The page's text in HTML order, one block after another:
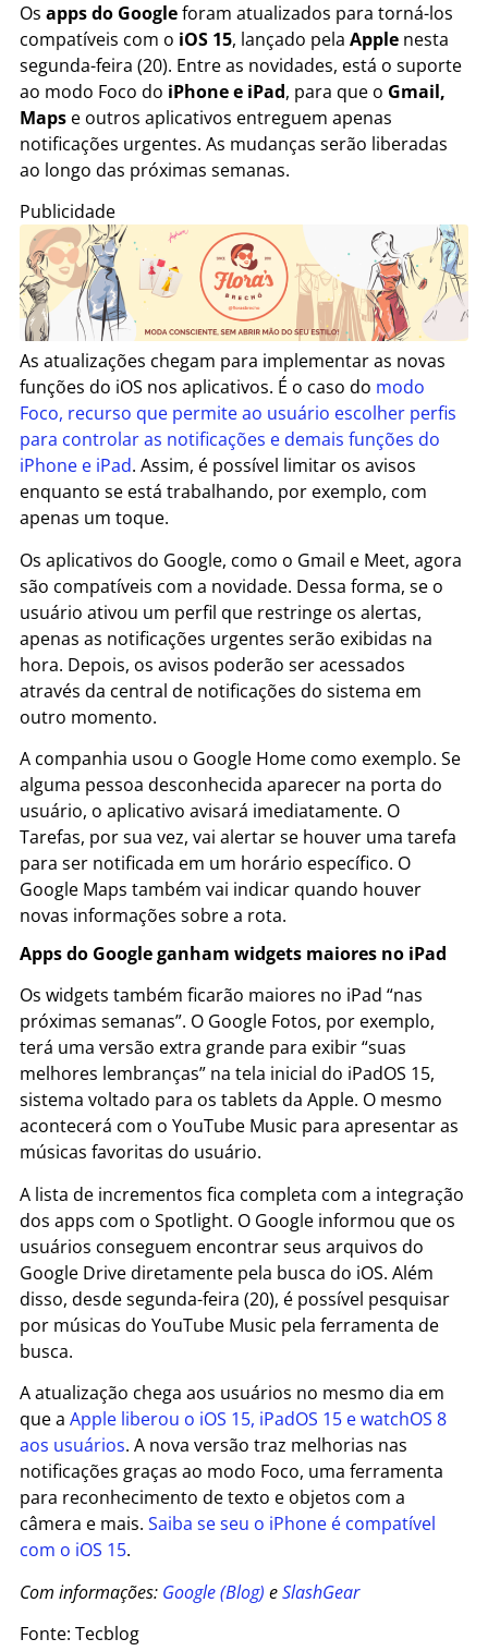
Os apps do Googleforam atualizados para torná-los
compatíveis com o iOS 15, lançado pela Apple nesta
segunda-feira (20). Entre as novidades, está o suporte
ao modo Foco do iPhone e iPad, para que o Gmail,
Maps e outros aplicativos entreguem apenas
notificações urgentes. As mudanças serão liberadas
ao longo das próximas semanas.
Publicidade
As atualizações chegam para implementar as novas
funções do iOS nos aplicativos. É o caso do modo
Foco, recurso que permite ao usuário escolher perfis
para controlar as notificações e demais funções do
iPhone e iPad. Assim, é possível limitar os avisos
enquanto se está trabalhando, por exemplo, com
apenas um toque.
Os aplicativos do Google, como o Gmail e Meet, agora
são compatíveis com a novidade. Dessa forma, se o
usuário ativou um perfil que restringe os alertas,
apenas as notificações urgentes serão exibidas na
hora. Depois, os avisos poderão ser acessados
através da central de notificações do sistema em
outro momento.
A companhia usou o Google Home como exemplo. Se
alguma pessoa desconhecida aparecer na porta do
usuário, o aplicativo avisará imediatamente. O
Tarefas, por sua vez, vai alertar se houver uma tarefa
para ser notificada em um horário específico. O
Google Maps também vai indicar quando houver
novas informações sobre a rota.
Apps do Google ganham widgets maiores no iPad
Os widgets também ficarão maiores no iPad “nas
próximas semanas”. O Google Fotos, por exemplo,
terá uma versão extra grande para exibir “suas
melhores lembranças” na tela inicial do iPadOS 15,
sistema voltado para os tablets da Apple. O mesmo
acontecerá com o YouTube Music para apresentar as
músicas favoritas do usuário.
A lista de incrementos fica completa com a integração
dos apps com o Spotlight. O Google informou que os
usuários conseguem encontrar seus arquivos do
Google Drive diretamente pela busca do iOS. Além
disso, desde segunda-feira (20), é possível pesquisar
por músicas do YouTube Music pela ferramenta de
busca.
A atualização chega aos usuários no mesmo dia em
que a Apple liberou o iOS 15, iPadOS 15 e watchOS 8
aos usuários. A nova versão traz melhorias nas
notificações graças ao modo Foco, uma ferramenta
para reconhecimento de texto e objetos com a
câmera e mais. Saiba se seu o iPhone é compatível
com o iOS 15.
Com informações: Google (Blog) eSlashGear
Fonte: Tecblog